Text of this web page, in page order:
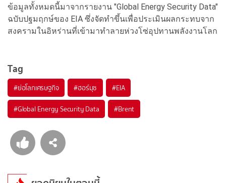
ข้อมูลทั้งหมดนี้มาจากรายงาน "Global Energy Security Data"
ฉบับปฐมฤกษ์ของ EIA ซึ่งจัดทำขึ้นเพื่อประเมินผลกระทบจาก
สงครามในอิหร่านที่เข้ามาทำลายห่วงโซ่อุปทานพลังงานโลก
Tag
#ย่อโลกเศรษฐกิจ #ฮอร์มุซ #EIA
#Global Energy Security Data #Brent